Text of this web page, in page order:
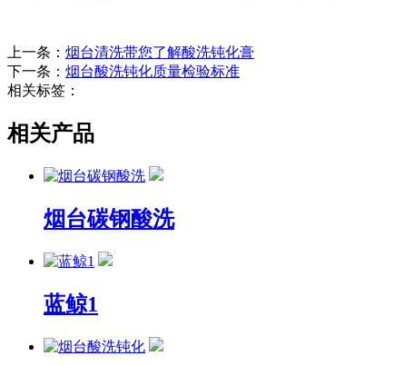
上一条： 烟台清洗带您了解酸洗钝化膏
下一条： 烟台酸洗钝化质量检验标准
相关标签：
相关产品
烟台碳钢酸洗
蓝鲸1